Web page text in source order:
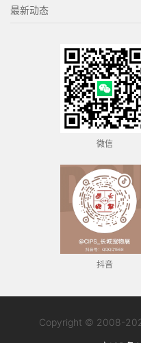
最新动态
微信
抖音
Copyright © 2008-